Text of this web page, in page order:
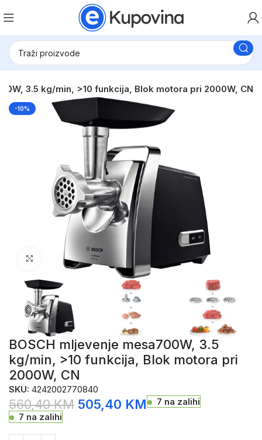
3.5 kg/min, >10 funkcija, Blok motora pri 2000W, CN
-10%
Click to enlarge
BOSCH mljevenje mesa700W, 3.5
kg/min, >10 funkcija, Blok motora pri
2000W, CN
SKU:4242002770840
560,40KM 505,40 KM
7 na zalihi
7 na zalihi